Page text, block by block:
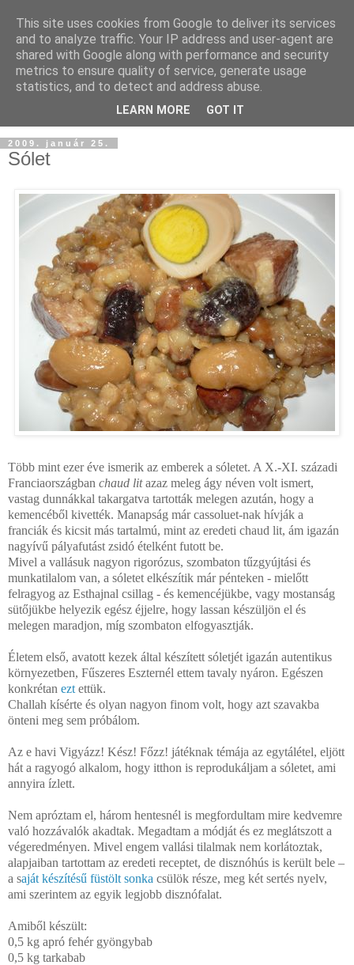
2009. január 25.
Sólet
Több mint ezer éve ismerik az emberek a sóletet. A X.-XI. századi
Franciaországban chaud litazaz meleg ágy néven volt ismert,
vastag dunnákkal takargatva tartották melegen azután, hogy a
kemencéből kivették. Manapság már cassoluet-nak hívják a
franciák és kicsit más tartalmú, mint az eredeti chaud lit, ám igazán
nagyívű pályafutást zsidó ételként futott be.
Mivel a vallásuk nagyon rigorózus, szombaton tűzgyújtási és
munkatilalom van, a sóletet elkészítik már pénteken - mielőtt
felragyog az Esthajnal csillag - és kemencéjükbe, vagy mostanság
sütőjükbe helyezik egész éjjelre, hogy lassan készüljön el és
melegen maradjon, míg szombaton elfogyasztják.
Életem első, avatott kezek által készített sóletjét igazán autentikus
környezetben, Fűszeres Eszternél ettem tavaly nyáron. Egészen
konkrétan ezt ettük.
Challah kísérte és olyan nagyon finom volt, hogy azt szavakba
önteni meg sem próbálom.
Az e havi Vigyázz! Kész! Főzz! játéknak témája az egytálétel, eljött
hát a ragyogó alkalom, hogy itthon is reprodukáljam a sóletet, ami
annyira ízlett.
Nem apróztam el, három hentesnél is megfordultam mire kedvemre
való hozzávalók akadtak. Megadtam a módját és ez meglátszott a
végeredményen. Mivel engem vallási tilalmak nem korlátoztak,
alapjaiban tartottam az eredeti receptet, de disznóhús is került bele –
a saját készítésű füstölt sonka csülök része, meg két sertés nyelv,
ami szerintem az egyik legjobb disznófalat.
Amiből készült:
0,5 kg apró fehér gyöngybab
0,5 kg tarkabab
This site uses cookies from Google to deliver its services
and to analyze traffic. Your IP address and user-agent are
shared with Google along with performance and security
metrics to ensure quality of service, generate usage
statistics, and to detect and address abuse.
LEARN MORE GOT IT